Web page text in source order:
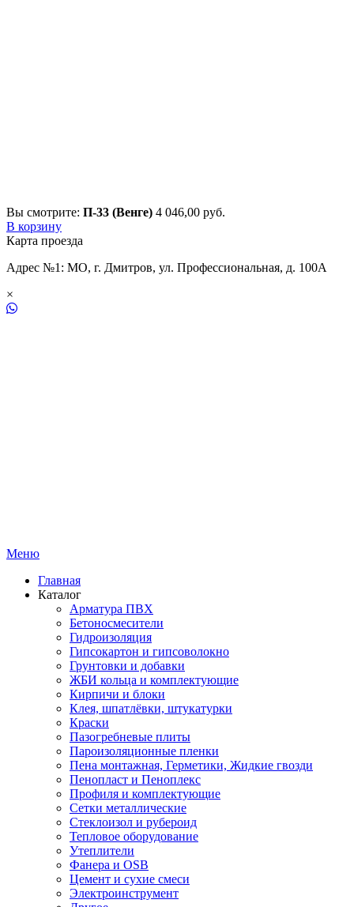
Вы смотрите: П-33 (Венге) 4 046,00 руб.
В корзину
Карта проезда
Адрес №1: МО, г. Дмитров, ул. Профессиональная, д. 100А
×
Меню
Главная
Каталог
Арматура ПВХ
Бетоносмесители
Гидроизоляция
Гипсокартон и гипсоволокно
Грунтовки и добавки
ЖБИ кольца и комплектующие
Кирпичи и блоки
Клея, шпатлёвки, штукатурки
Краски
Пазогребневые плиты
Пароизоляционные пленки
Пена монтажная, Герметики, Жидкие гвозди
Пенопласт и Пеноплекс
Профиля и комплектующие
Сетки металлические
Стеклоизол и рубероид
Тепловое оборудование
Утеплители
Фанера и OSB
Цемент и сухие смеси
Электроинструмент